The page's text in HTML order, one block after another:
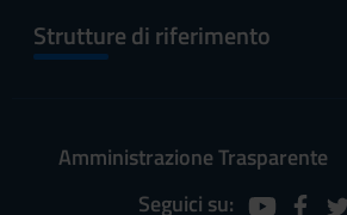
Strutture di riferimento
Amministrazione Trasparente
Seguici su: